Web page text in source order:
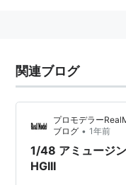
関連ブログ
プロモデラー
ブログ • 1年前
1/48 アミュージ
HGIII